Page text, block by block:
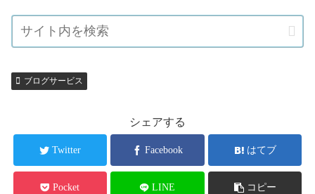
ブログサービス
シェアする
Twitter Facebook はてブ
Pocket LINE コピー